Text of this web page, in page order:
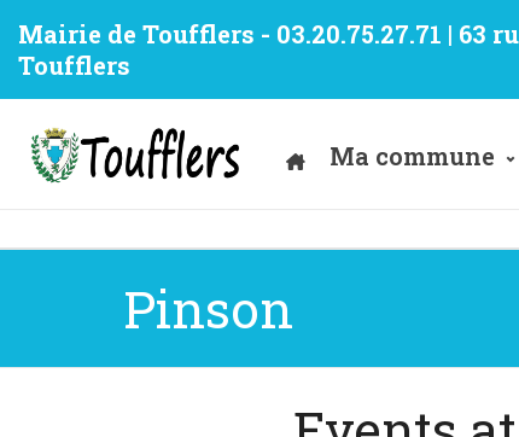
Mairie de Toufflers - 03.20.75.27.71 | 63
Toufflers
Ma commune
Pinson